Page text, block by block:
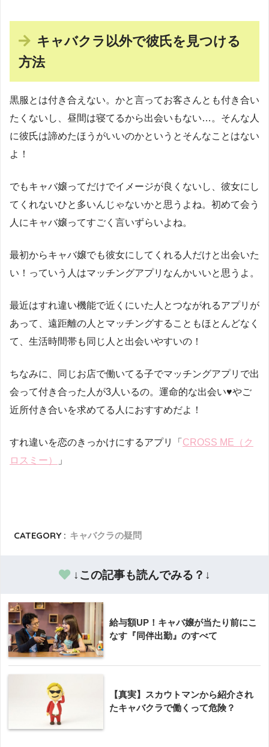
キャバクラ以外で彼氏を見つける
方法
黒服とは付き合えない。かと言ってお客さんとも付き合い
たくないし、昼間は寝てるから出会いもない…。そんな人
に彼氏は諦めたほうがいいのかというとそんなことはない
よ！
でもキャバ嬢ってだけでイメージが良くないし、彼女にし
てくれないひと多いんじゃないかと思うよね。初めて会う
人にキャバ嬢ってすごく言いずらいよね。
最初からキャバ嬢でも彼女にしてくれる人だけと出会いた
い！っていう人はマッチングアプリなんかいいと思うよ。
最近はすれ違い機能で近くにいた人とつながれるアプリが
あって、遠距離の人とマッチングすることもほとんどなく
て、生活時間帯も同じ人と出会いやすいの！
ちなみに、同じお店で働いてる子でマッチングアプリで出
会って付き合った人が3人いるの。運命的な出会い♥やご
近所付き合いを求めてる人におすすめだよ！
すれ違いを恋のきっかけにするアプリ「 CROSS ME（ク
ロスミー）
」
CATEGORY : キャバクラの疑問
↓この記事も読んでみる？↓
給与額UP！キャバ嬢が当たり前にこ
なす『同伴出勤』のすべて
【真実】スカウトマンから紹介され
たキャバクラで働くって危険？